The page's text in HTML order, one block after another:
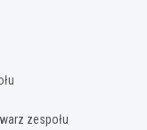
zespołu